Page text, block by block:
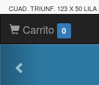
CUAD. TRIUNF. 123 X 50
Carrito 0